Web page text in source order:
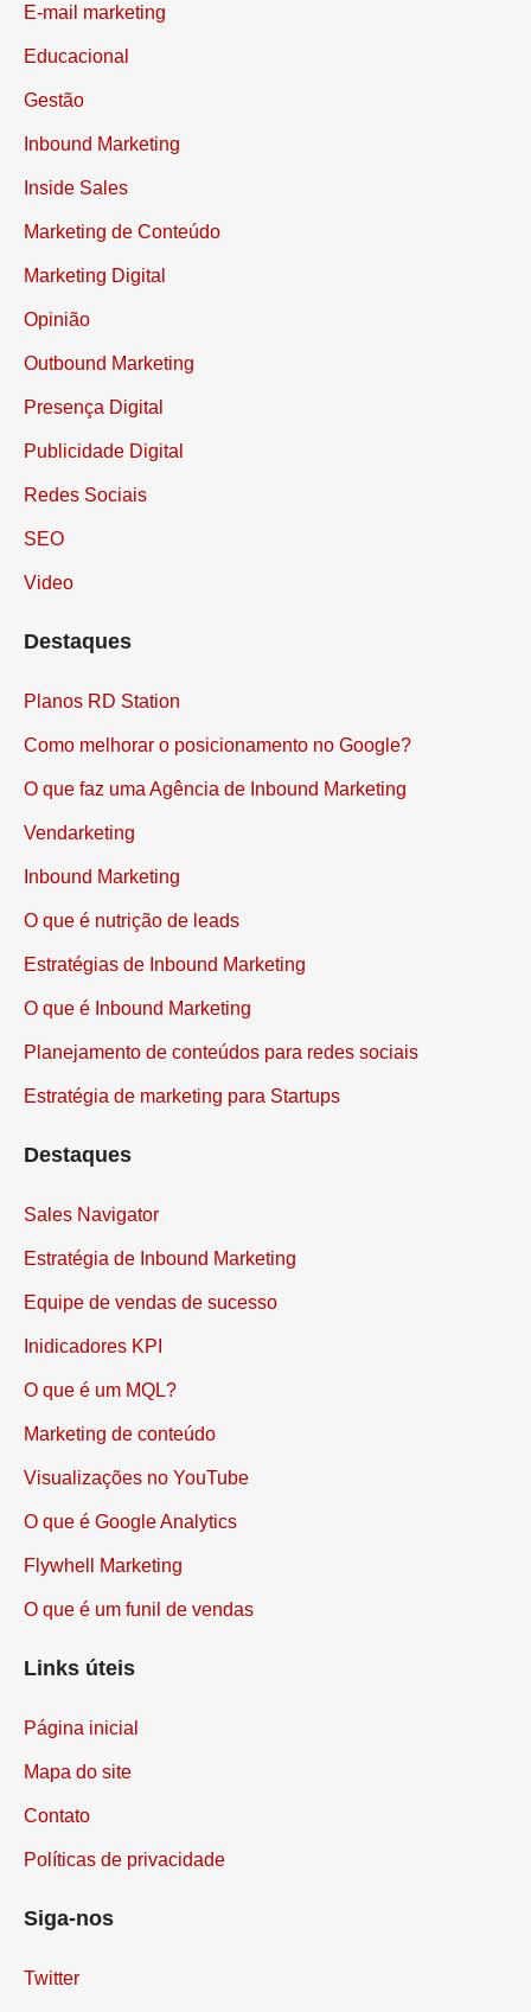
E-mail marketing
Educacional
Gestão
Inbound Marketing
Inside Sales
Marketing de Conteúdo
Marketing Digital
Opinião
Outbound Marketing
Presença Digital
Publicidade Digital
Redes Sociais
SEO
Video
Destaques
Planos RD Station
Como melhorar o posicionamento no Google?
O que faz uma Agência de Inbound Marketing
Vendarketing
Inbound Marketing
O que é nutrição de leads
Estratégias de Inbound Marketing
O que é Inbound Marketing
Planejamento de conteúdos para redes sociais
Estratégia de marketing para Startups
Destaques
Sales Navigator
Estratégia de Inbound Marketing
Equipe de vendas de sucesso
Inidicadores KPI
O que é um MQL?
Marketing de conteúdo
Visualizações no YouTube
O que é Google Analytics
Flywhell Marketing
O que é um funil de vendas
Links úteis
Página inicial
Mapa do site
Contato
Políticas de privacidade
Siga-nos
Twitter